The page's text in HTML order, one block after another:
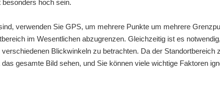
hoch sein.
verwenden Sie GPS, um mehrere Punkte um mehrere
im Wesentlichen abzugrenzen. Gleichzeitig ist es
Blickwinkeln zu betrachten. Da der Standortbereich
gesamte Bild sehen, und Sie können viele wichtige Faktoren